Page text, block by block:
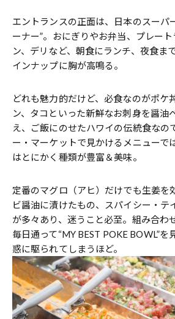
エントランスの正面は、日本のスーパ
ーナー”。おにぎりやお弁当、プレー
ン、デリなど、朝食にランチ、夜食ま
インナップに胸が高鳴る。
どれも魅力的だけど、必食なのがポケ
ン、タコといった新鮮なお刺身を醤油
え、ご飯にのせたハワイの伝統食なの
ー・マーケットで見かけるメニューで
はとにかく種類が豊富＆美味。
定番のマグロ（アヒ）だけでも生姜を
ビ醤油に漬けたもの、スパイシー・テ
が多々あり、迷うこと必至。組み合わ
毎日通って“MY BEST POKE BOWL”
惑に駆られてしまうほど。